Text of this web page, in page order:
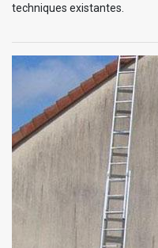
techniques existantes.